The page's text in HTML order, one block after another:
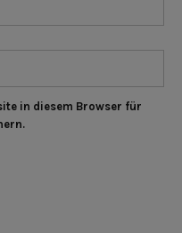
in diesem Browser für